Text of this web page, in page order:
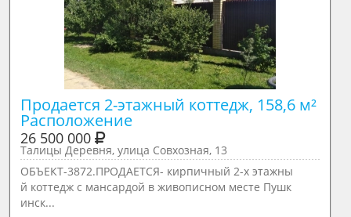
Продается 2-этажный коттедж, 158,6 м²
Расположение
26 500 000
Талицы Деревня, улица Совхозная, 13
ОБЪЕКТ-3872.ПРОДАЕТСЯ- кирпичный 2-х этажны
й коттедж с мансардой в живописном месте Пушк
инск...